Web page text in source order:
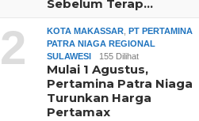
Sebelum Terap…
2 KOTA MAKASSAR ,PT PERTAMINA
PATRA NIAGA REGIONAL
SULAWESI
155 Dilihat
Mulai 1 Agustus,
Pertamina Patra Niaga
Turunkan Harga
Pertamax